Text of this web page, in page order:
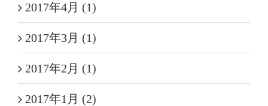
2017年4月 (1)
2017年3月 (1)
2017年2月 (1)
2017年1月 (2)